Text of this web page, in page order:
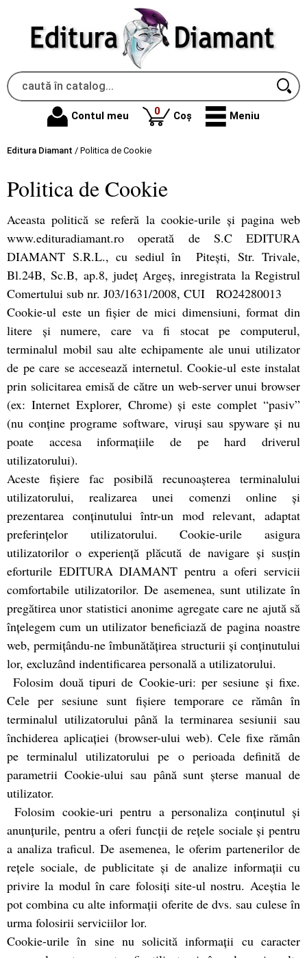
Contul meu 0produse
Coș Meniu
Editura Diamant / Politica de Cookie
Politica de Cookie
Aceasta politică se referă la cookie-urile și pagina web
www.edituradiamant.ro operată de S.C EDITURA
DIAMANT S.R.L., cu sediul în Pitești, Str. Trivale,
Bl.24B, Sc.B, ap.8, județ Argeș, inregistrata la Registrul
Comertului sub nr. J03/1631/2008, CUI RO24280013
Cookie-ul este un fişier de mici dimensiuni, format din
litere şi numere, care va fi stocat pe computerul,
terminalul mobil sau alte echipamente ale unui utilizator
de pe care se accesează internetul. Cookie-ul este instalat
prin solicitarea emisă de către un web-server unui browser
(ex: Internet Explorer, Chrome) şi este complet “pasiv”
(nu conţine programe software, viruşi sau spyware şi nu
poate accesa informaţiile de pe hard driverul
utilizatorului).
Aceste fişiere fac posibilă recunoaşterea terminalului
utilizatorului, realizarea unei comenzi online şi
prezentarea conţinutului într-un mod relevant, adaptat
preferinţelor utilizatorului. Cookie-urile asigura
utilizatorilor o experienţă plăcută de navigare şi susţin
eforturile EDITURA DIAMANT pentru a oferi servicii
comfortabile utilizatorilor. De asemenea, sunt utilizate în
pregătirea unor statistici anonime agregate care ne ajută să
înţelegem cum un utilizator beneficiază de pagina noastre
web, permiţându-ne îmbunătăţirea structurii şi conţinutului
lor, excluzând indentificarea personală a utilizatorului.
Folosim două tipuri de Cookie-uri: per sesiune şi fixe.
Cele per sesiune sunt fişiere temporare ce rămân în
terminalul utilizatorului până la terminarea sesiunii sau
închiderea aplicaţiei (browser-ului web). Cele fixe rămân
pe terminalul utilizatorului pe o perioada definită de
parametrii Cookie-ului sau până sunt şterse manual de
utilizator.
Folosim cookie-uri pentru a personaliza conținutul și
anunțurile, pentru a oferi funcții de rețele sociale și pentru
a analiza traficul. De asemenea, le oferim partenerilor de
rețele sociale, de publicitate și de analize informații cu
privire la modul în care folosiți site-ul nostru. Aceștia le
pot combina cu alte informații oferite de dvs. sau culese în
urma folosirii serviciilor lor.
Cookie-urile în sine nu solicită informaţii cu caracter